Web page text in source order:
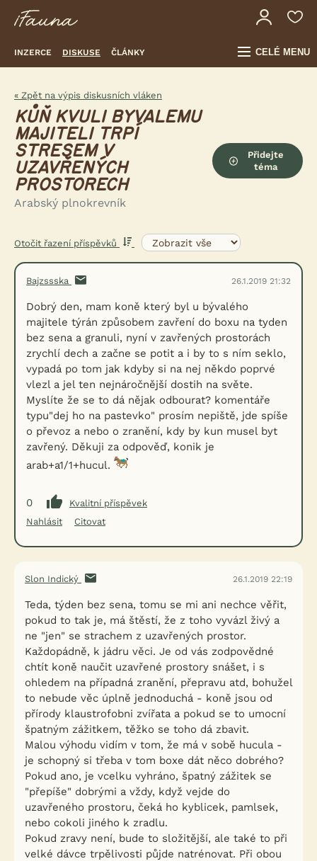
INZERCE DISKUSE ČLÁNKY CELÉ MENU
« Zpět na výpis diskusních vláken
KŮŇ KVULI BYVALEMU
MAJITELI TRPÍ
STRESEM V
UZAVŘENÝCH
PROSTORECH
Arabský plnokrevník
Přidejte
téma
Otočit řazení příspěvků
Bajzssska 26.1.2019 21:32
Dobrý den, mam koně který byl u bývalého
majitele týrán způsobem zavření do boxu na tyden
bez sena a granuli, nyní v zavřených prostorách
zrychlí dech a začne se potit a i by to s ním seklo,
vypadá po tom jak kdyby si na nej někdo poprvé
vlezl a jel ten nejnáročnější dostih na světe.
Myslíte že se to dá nějak odbourat? komentáře
typu"dej ho na pastevko" prosím nepiště, jde spíše
o převoz a nebo o zranění, kdy by kun musel byt
zavřený. Děkuji za odpověď, konik je
arab+a1/1+hucul.
0
Kvalitní příspěvek
Nahlásit
Citovat
Slon Indický 26.1.2019 22:19
Teda, týden bez sena, tomu se mi ani nechce věřit,
pokud to tak je, má štěstí, že z toho vyvázl živý a
ne "jen" se strachem z uzavřených prostor.
Každopádně, k jádru věci. Je od vás zodpovědné
chtít koně naučit uzavřené prostory snášet, i s
ohledem na případná zranění, přepravu atd, bohužel
to nebude věc úplně jednoduchá - koně jsou od
přírody klaustrofobni zvířata a pokud se to umocní
špatným zážitkem, těžko se toho dá zbavit.
Malou výhodu vidím v tom, že má v sobě hucula -
je schopný si třeba v tom boxe dát něco dobrého?
Pokud ano, je vcelku vyhráno, špatný zážitek se
"přepíše" dobrými a vždy, když vejde do
uzavřeného prostoru, čeká ho kyblicek, pamlsek,
nebo cokoli jiného k zradlu.
Pokud zravy není, bude to složitější, ale také to při
velké dávce trpělivosti půjde natrénovat. Při obou